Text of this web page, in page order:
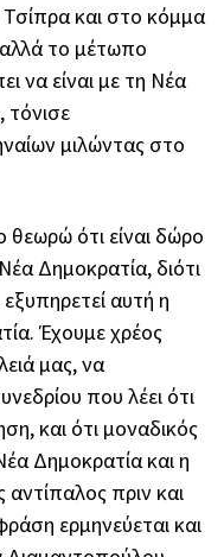
Τσίπρα και στο κόμμα
το μέτωπο
να είναι με τη Νέα
τόνισε
μιλώντας στο
ότι είναι δώρο
Δημοκρατία, διότι
αυτή η
Έχουμε χρέος
μας, να
που λέει ότι
και ότι μοναδικός
Δημοκρατία και η
αντίπαλος πριν και
ερμηνεύεται και